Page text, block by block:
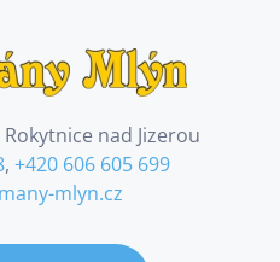
nad Jizerou
, +420 606 605 699
mlyn.cz